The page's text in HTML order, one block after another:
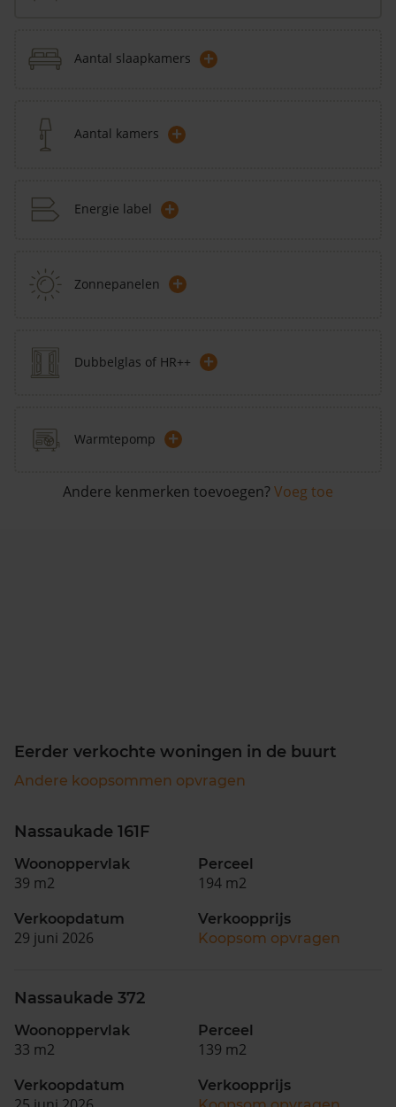
Aantal slaapkamers +
Aantal kamers +
Energie label +
Zonnepanelen +
Dubbelglas of HR++ +
Warmtepomp +
Andere kenmerken toevoegen? Voeg toe
Eerder verkochte woningen in de buurt
Andere koopsommen opvragen
Nassaukade 161F
Woonoppervlak
39 m2
Perceel
194 m2
Verkoopdatum
29 juni 2026
Verkoopprijs
Koopsom opvragen
Nassaukade 372
Woonoppervlak
33 m2
Perceel
139 m2
Verkoopdatum
Verkoopprijs